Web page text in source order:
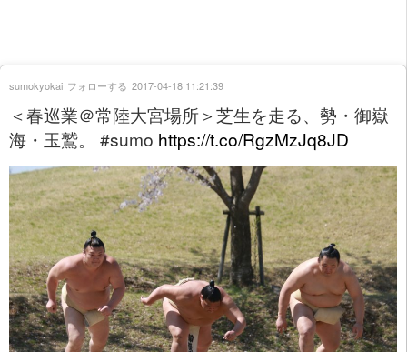
＜春巡業＠常陸大宮場所＞芝生を走る、勢・御嶽
海・玉鷲。 #sumo https://t.co/RgzMzJq8JD
sumokyokai フォローする 2017-04-18 11:21:39